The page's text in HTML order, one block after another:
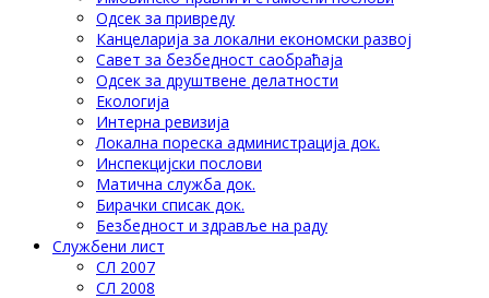
Одсек за привреду
Канцеларија за локални економски развој
Савет за безбедност саобраћаја
Одсек за друштвене делатности
Eкологија
Интерна ревизија
Локална пореска администрација док.
Инспекцијски послови
Матична служба док.
Бирачки списак док.
Безбедност и здравље на раду
Службени лист
СЛ 2007
СЛ 2008